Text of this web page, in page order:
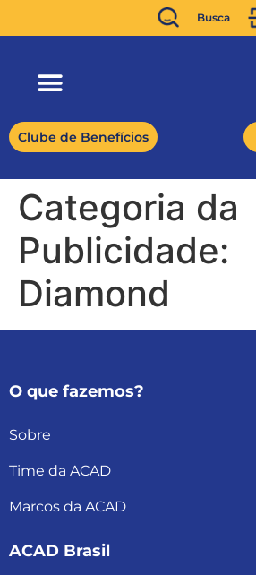
Busca
Clube de Benefícios
Categoria da
Publicidade:
Diamond
O que fazemos?
Sobre
Time da ACAD
Marcos da ACAD
ACAD Brasil